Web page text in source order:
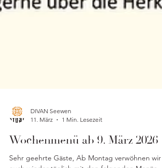
11. März
1 Min. Lesezeit
Wochenmenü ab 9. März 2026